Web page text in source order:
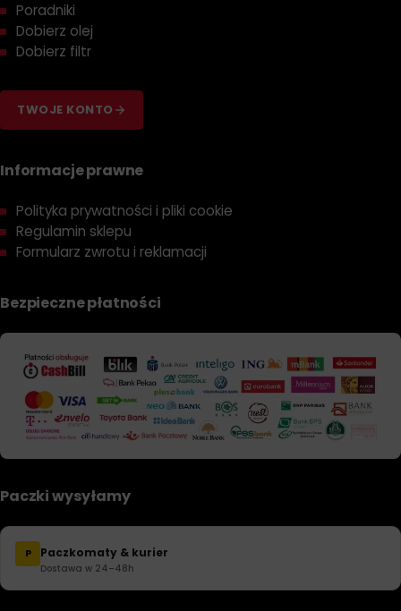
Poradniki
Dobierz olej
Dobierz filtr
TWOJE KONTO
Informacje prawne
Polityka prywatności i pliki cookie
Regulamin sklepu
Formularz zwrotu i reklamacji
Bezpieczne płatności
Paczki wysyłamy
P Paczkomaty & kurier
Dostawa w 24–48h